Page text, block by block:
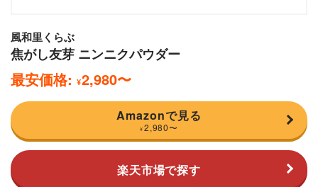
風和里くらぶ
焦がし友芽 ニンニクパウダー
最安価格: ¥2,980〜
Amazonで見る
¥ 2,980〜
楽天市場で探す